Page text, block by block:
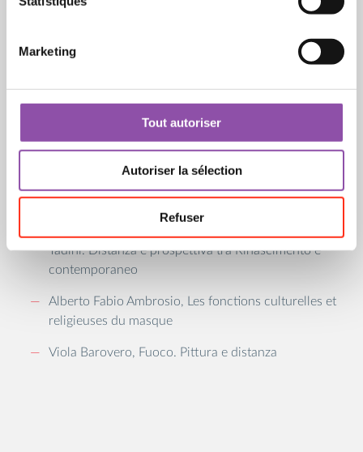
Marketing
Tout autoriser
Autoriser la sélection
Refuser
lontananza come "serbatoio di immagini inesplose"
Carola Del Pizzo, Isolare, Abitare, Conversare
attraverso Simone Weil
Tadini. Distanza e prospettiva tra Rinascimento e
contemporaneo
Alberto Fabio Ambrosio, Les fonctions culturelles et
religieuses du masque
Viola Barovero, Fuoco. Pittura e distanza